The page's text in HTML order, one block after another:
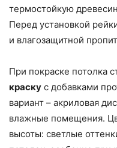
термостойкую
Перед установкой
и влагозащитной
При покраске потолка
краску с добавками
вариант – акриловая
влажные помещения.
высоты: светлые